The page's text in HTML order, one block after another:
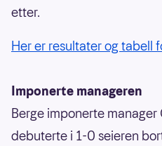
etter.
Her er resultater og tabell
Imponerte manageren
Berge imponerte
debuterte i 1-0 seieren